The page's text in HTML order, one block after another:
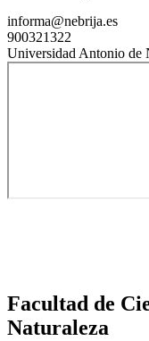
informa@nebrija.es
900321322
Universidad Antonio de
Facultad de
Naturaleza